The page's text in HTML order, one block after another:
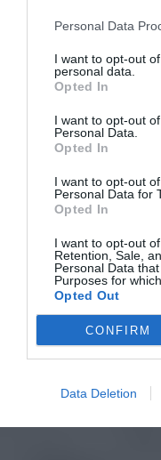
Personal Data
I want to opt-out
personal data.
Opted In
I want to opt-out
Personal Data.
Opted In
I want to opt-out
Personal Data for
Opted In
I want to opt-out
Retention, Sale,
Personal Data
Purposes for
Opted Out
CONFIRM
Data Deletion